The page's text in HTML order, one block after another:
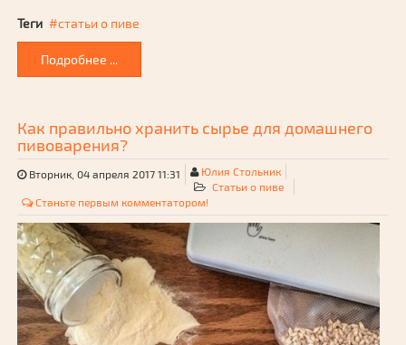
Теги статьи о пиве
Подробнее ...
Как правильно хранить сырье для домашнего
пивоварения?
Вторник, 04 апреля 2017 11:31
Юлия Стольник
Статьи о пиве
Станьте первым комментатором!